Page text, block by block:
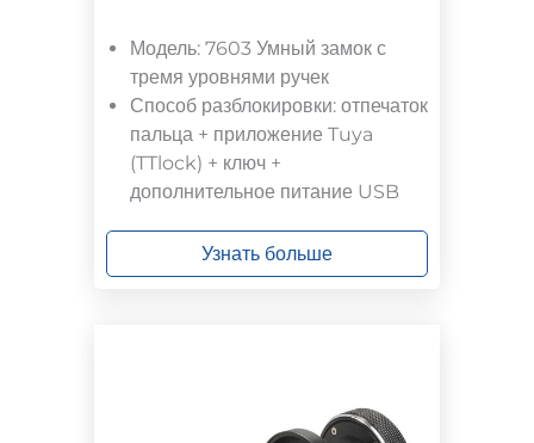
Модель: 7603 Умный замок с
тремя уровнями ручек
Способ разблокировки: отпечаток
пальца + приложение Tuya
(TTlock) + ключ +
дополнительное питание USB
Узнать больше